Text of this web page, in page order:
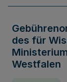
des für
Westfalen